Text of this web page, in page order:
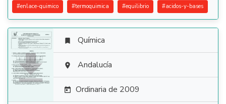
#enlace-quimico #termoquimica #equilibrio #acidos-y-bases

 Química
 Andalucía
 Ordinaria de 2009